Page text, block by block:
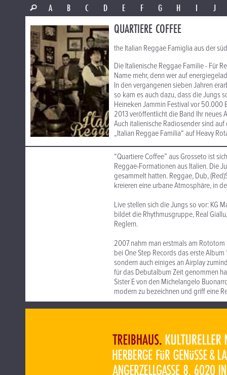
A
B C D E F G H I J
QUARTIERE COFFEE
the Italian Reggae Famiglia aus der
Die Italienische Reggae Familie - Für
Name mehr, denn wer auf
In den vergangenen sieben Jahren
so kam es auch dazu, dass die Jungs
Heineken Jammin Festival vor 50.000
2013 veröffentlicht die Band Ihr neues
Auch italienische Radiosender sind
„Italian Reggae Familia“ auf Heavy
“Quartiere Coffee” aus Grosseto ist
Reggae-Formationen aus Italien. Die
gesammelt hatten. Reggae, Dub,
kreieren eine urbane Atmosphäre, in
Live stellen sich die Jungs so vor: KG
bildet die Rhythmusgruppe, Real
Reglern.
2007 nahm man erstmals am
bei One Step Records das erste
sondern auch einiges an Airplay
für das Debutalbum Zeit genommen
Sister E von den Michelangelo
modern zu bezeichnen und griff eine